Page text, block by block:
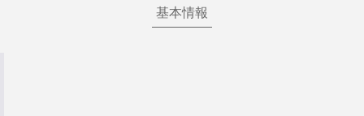
基本情報